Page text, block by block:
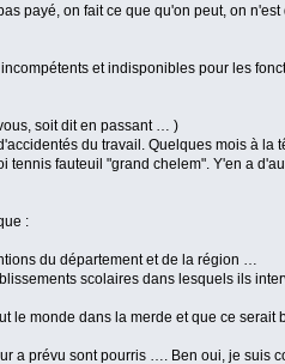
payé, on fait ce que qu'on peut, on n'est
et indisponibles pour les
soit dit en passant … )
du travail. Quelques mois à la
fauteuil "grand chelem". Y'en a
:
du département et de la région …
scolaires dans lesquels ils
le monde dans la merde et que ce serait
a prévu sont pourris …. Ben oui, je suis